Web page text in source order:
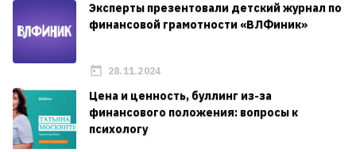
Эксперты презентовали детский журнал по
финансовой грамотности «ВЛФиник»
28.11.2024
Цена и ценность, буллинг из-за
финансового положения: вопросы к
психологу